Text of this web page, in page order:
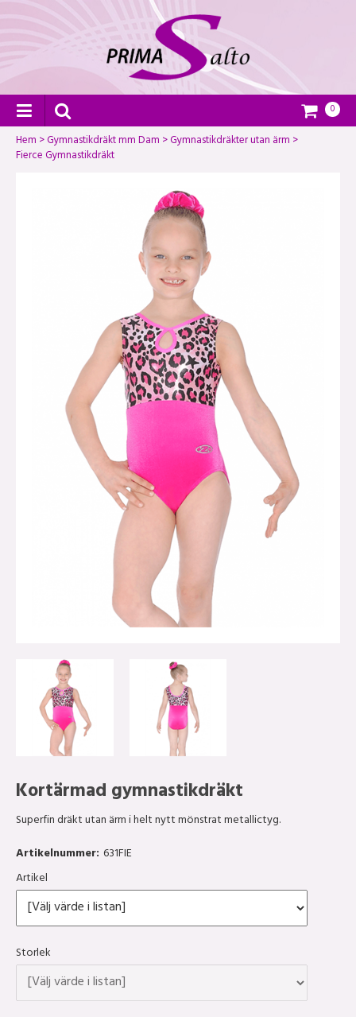
0
Hem >Gymnastikdräkt mm Dam >Gymnastikdräkter utan ärm >
Fierce Gymnastikdräkt
Kortärmad gymnastikdräkt
Superfin dräkt utan ärm i helt nytt mönstrat metallictyg.
Artikelnummer: 631FIE
Artikel
Storlek